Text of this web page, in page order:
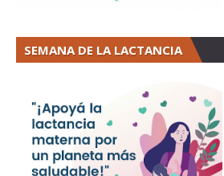
SEMANA DE LA LACTANCIA